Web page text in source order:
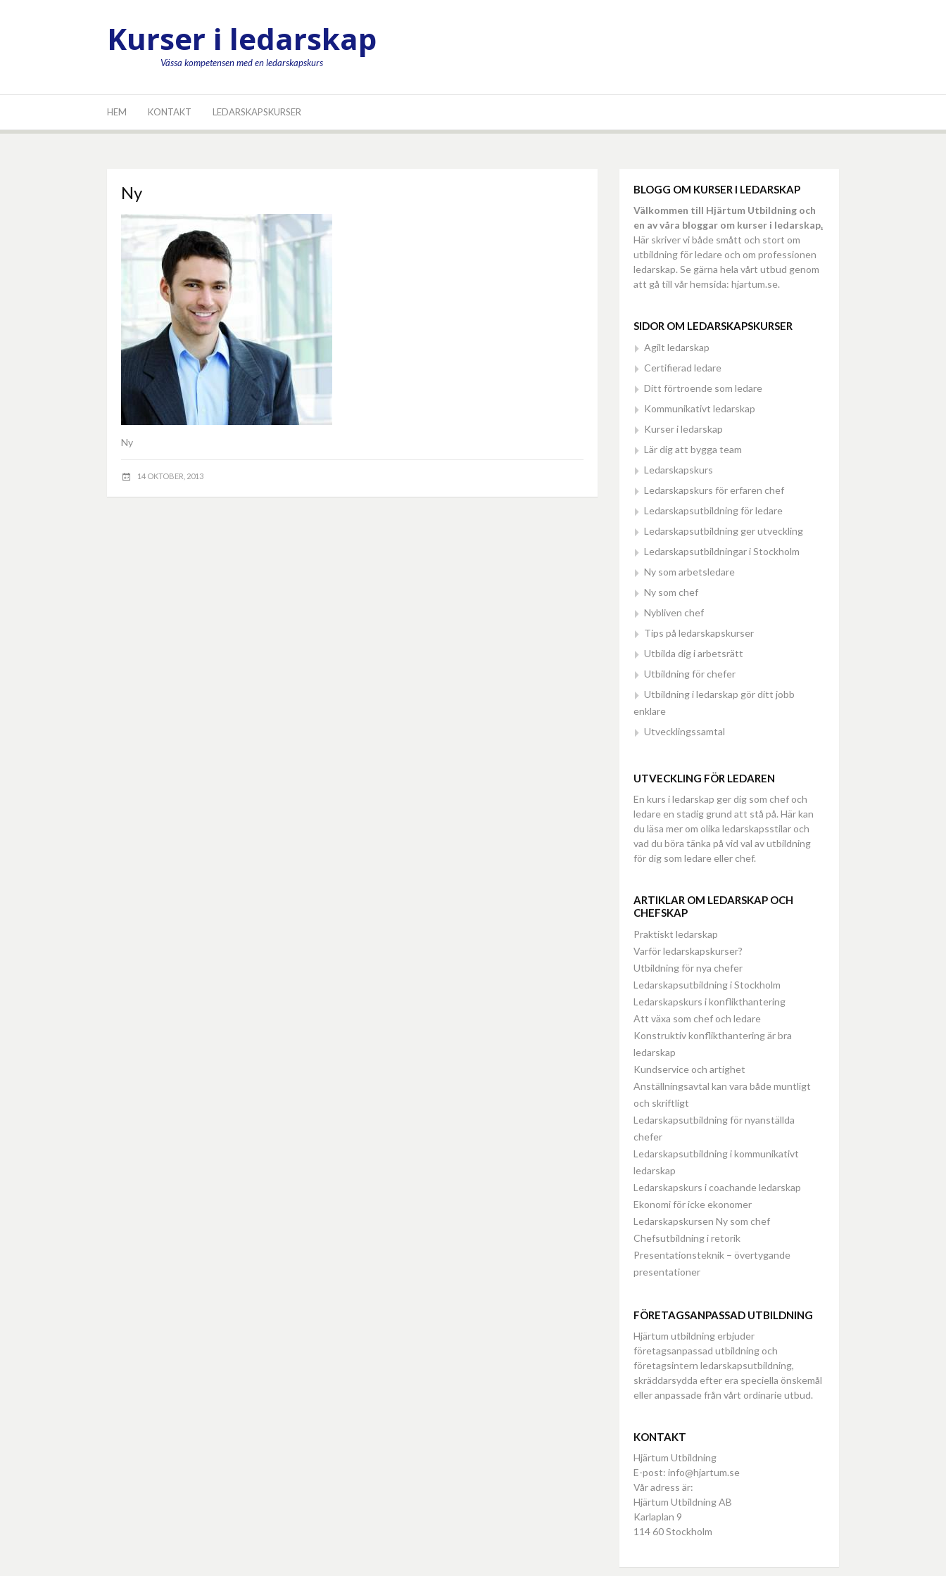
Kurser i ledarskap
Vässa kompetensen med en ledarskapskurs
HEM KONTAKT LEDARSKAPSKURSER
Ny
Ny
14 OKTOBER, 2013
BLOGG OM KURSER I LEDARSKAP
Välkommen till Hjärtum Utbildning och
en av våra bloggar om kurser i ledarskap.
Här skriver vi både smått och stort om
utbildning för ledare och om professionen
ledarskap. Se gärna hela vårt utbud genom
att gå till vår hemsida: hjartum.se.
SIDOR OM LEDARSKAPSKURSER
Agilt ledarskap
Certifierad ledare
Ditt förtroende som ledare
Kommunikativt ledarskap
Kurser i ledarskap
Lär dig att bygga team
Ledarskapskurs
Ledarskapskurs för erfaren chef
Ledarskapsutbildning för ledare
Ledarskapsutbildning ger utveckling
Ledarskapsutbildningar i Stockholm
Ny som arbetsledare
Ny som chef
Nybliven chef
Tips på ledarskapskurser
Utbilda dig i arbetsrätt
Utbildning för chefer
Utbildning i ledarskap gör ditt jobb
enklare
Utvecklingssamtal
UTVECKLING FÖR LEDAREN
En kurs i ledarskap ger dig som chef och
ledare en stadig grund att stå på. Här kan
du läsa mer om olika ledarskapsstilar och
vad du böra tänka på vid val av utbildning
för dig som ledare eller chef.
ARTIKLAR OM LEDARSKAP OCH
CHEFSKAP
Praktiskt ledarskap
Varför ledarskapskurser?
Utbildning för nya chefer
Ledarskapsutbildning i Stockholm
Ledarskapskurs i konflikthantering
Att växa som chef och ledare
Konstruktiv konflikthantering är bra
ledarskap
Kundservice och artighet
Anställningsavtal kan vara både muntligt
och skriftligt
Ledarskapsutbildning för nyanställda
chefer
Ledarskapsutbildning i kommunikativt
ledarskap
Ledarskapskurs i coachande ledarskap
Ekonomi för icke ekonomer
Ledarskapskursen Ny som chef
Chefsutbildning i retorik
Presentationsteknik – övertygande
presentationer
FÖRETAGSANPASSAD UTBILDNING
Hjärtum utbildning erbjuder
företagsanpassad utbildning och
företagsintern ledarskapsutbildning,
skräddarsydda efter era speciella önskemål
eller anpassade från vårt ordinarie utbud.
KONTAKT
Hjärtum Utbildning
E-post: info@hjartum.se
Vår adress är:
Hjärtum Utbildning AB
Karlaplan 9
114 60 Stockholm